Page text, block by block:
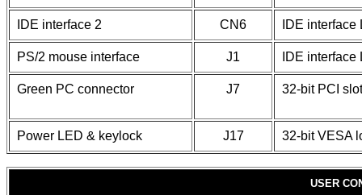
IDE interface 2 CN6 IDE interface
PS/2 mouse interface J1 IDE interface
Green PC connector J7 32-bit PCI
Power LED & keylock J17 32-bit VESA
USER